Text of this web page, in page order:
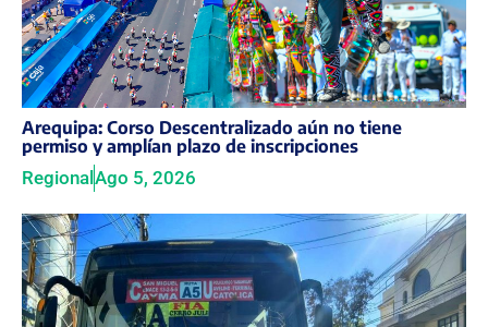
Arequipa: Corso Descentralizado aún no tiene
permiso y amplían plazo de inscripciones
RegionalAgo 5, 2026